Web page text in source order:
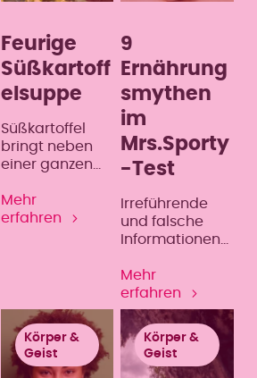
Feurige
Süßkartoff
elsuppe
Süßkartoffel
bringt neben
einer ganzen
Vitaminen und
Mineralstoffen,
sich positiv auf
den Blutdruck
und den
Cholesterinspie
Mehr
erfahren
9
Ernährung
smythen
im
Mrs.Sporty
-Test
Irreführende
und falsche
Informationen
vegetarische
Ernährung,
fettreiche
Lebensmittel
oder
Kohlenhydrate
Mehr
erfahren
Körper &
Geist
Körper &
Geist